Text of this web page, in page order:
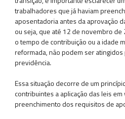
trabalhadores que já haviam
aposentadoria antes da aprovação
ou seja, que até 12 de novembro
o tempo de contribuição ou a idade
reformada, não podem ser
previdência.
Essa situação decorre de um
contribuintes a aplicação das leis
preenchimento dos requisitos de